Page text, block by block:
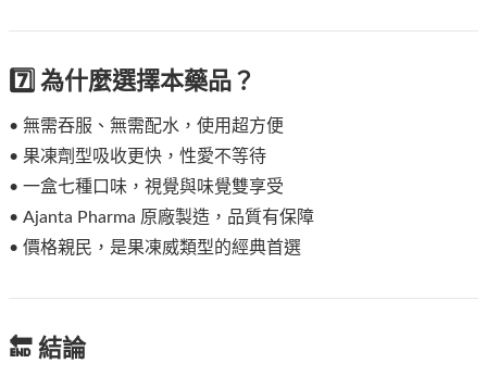
7️⃣ 為什麼選擇本藥品？
• 無需吞服、無需配水，使用超方便
• 果凍劑型吸收更快，性愛不等待
• 一盒七種口味，視覺與味覺雙享受
• Ajanta Pharma 原廠製造，品質有保障
• 價格親民，是果凍威類型的經典首選
🔚 結論